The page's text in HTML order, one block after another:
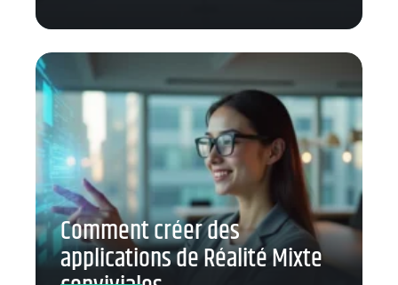
Comment créer des
applications de Réalité Mixte